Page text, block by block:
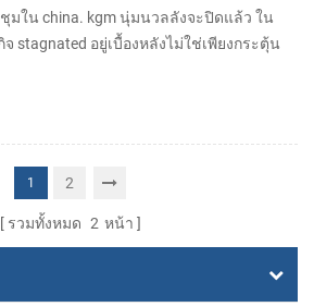
มใน china. kgm นุ่มนวลลังจะปิดแล้ว ใน
stagnated อยู่เบื้องหลังไม่ใช่เพียงกระตุ้น
ข้ามเส้นขอบไฟนต่อไปจะอุ่นขึ้นแต่ยังให้ดี
เส้นขอบการพัฒนาของอิเล็กทรอนิกส์ธุรกิจ
ขาดการการเจริญเติบโตขอลดความเร็วลงดู
แดนไฟฟ้า supplier ส่งออกการการเจริญ
มูลแล้วแต...
1 2
รวมทั้งหมด 2 หน้า